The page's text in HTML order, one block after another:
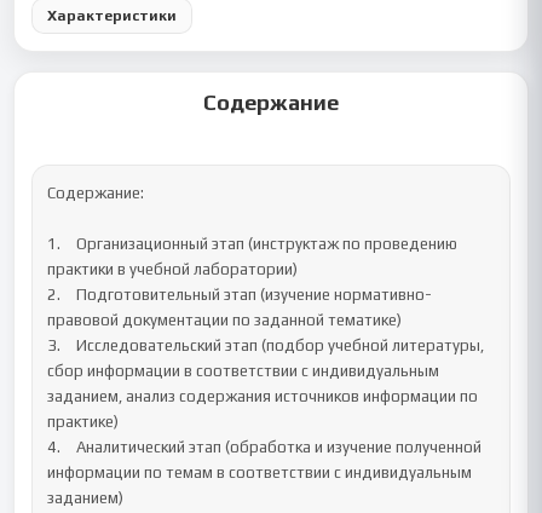
Характеристики
Содержание
Содержание:
1.	Организационный этап (инструктаж по проведению
практики в учебной лаборатории)
2.	Подготовительный этап (изучение нормативно-
правовой документации по заданной тематике)
3.	Исследовательский этап (подбор учебной литературы,
сбор информации в соответствии с индивидуальным
заданием, анализ содержания источников информации по
практике)
4.	Аналитический этап (обработка и изучение полученной
информации по темам в соответствии с индивидуальным
заданием)